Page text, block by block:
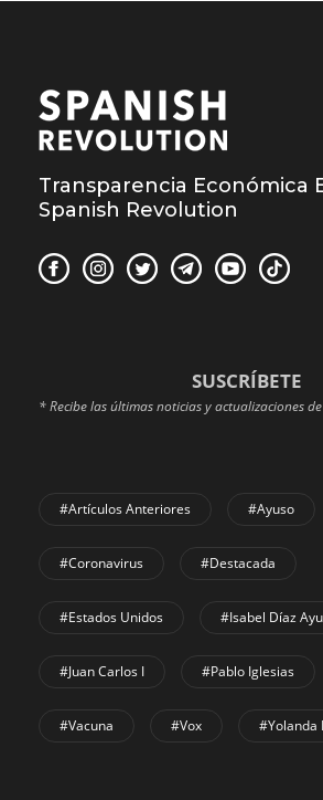
Transparencia Económica
Spanish Revolution
SUSCRÍBETE
* Recibe las últimas noticias y actualizaciones
#Artículos Anteriores #Ayuso
#coronavirus #Destacada
#Estados Unidos #Isabel Díaz
#Juan Carlos I #Pablo Iglesias
#Vacuna #Vox #Yolanda